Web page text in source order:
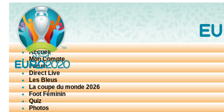
Accueil
Mon Compte
Forum
Direct Live
Les Bleus
La coupe du monde 2026
Foot Féminin
Quiz
Photos